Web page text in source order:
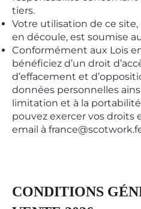
tiers.
Votre utilisation de ce
en découle, est soumise
Conformément aux Lois
bénéficiez d’un droit
d’effacement et
données personnelles
limitation et à la
pouvez exercer vos droits
email à
CONDITIONS